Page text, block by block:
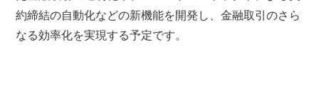
約締結の自動化などの新機能を開発し、金融取引のさら
なる効率化を実現する予定です。